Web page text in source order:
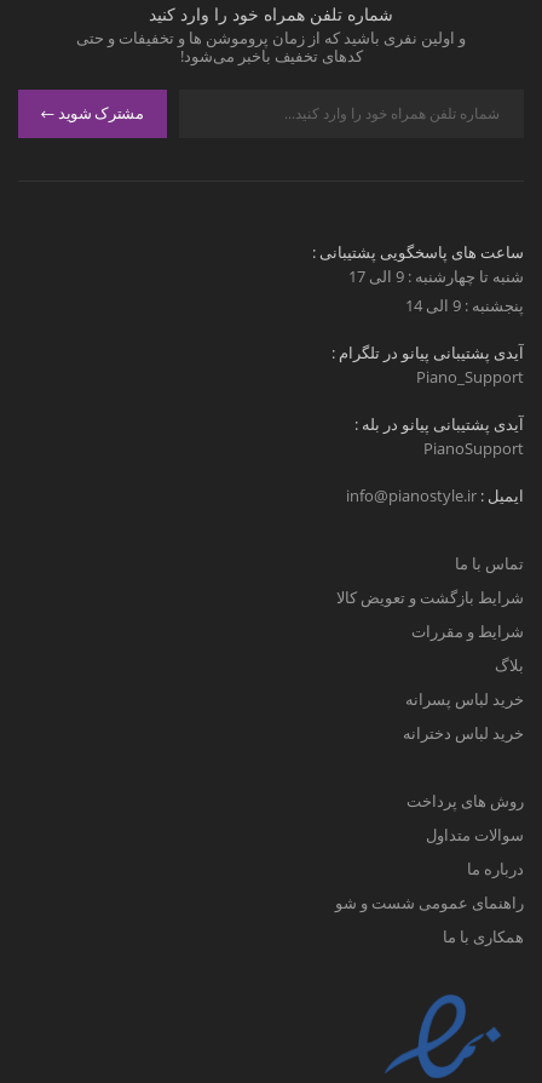
شماره تلفن همراه خود را وارد کنید
و اولین نفری باشید که از زمان پروموشن ها و تخفیفات و حتی
کدهای تخفیف باخبر می‌شود!
مشترک شوید
ساعت های پاسخگویی پشتیبانی :
شنبه تا چهارشنبه : 9 الی 17
پنجشنبه : 9 الی 14
آیدی پشتیبانی پیانو در تلگرام :
Piano_Support
آیدی پشتیبانی پیانو در بله :
PianoSupport
ایمیل : info@pianostyle.ir
تماس با ما
شرایط بازگشت و تعویض کالا
شرایط و مقررات
بلاگ
خرید لباس پسرانه
خرید لباس دخترانه
روش های پرداخت
سوالات متداول
درباره ما
راهنمای عمومی شست و شو
همکاری با ما